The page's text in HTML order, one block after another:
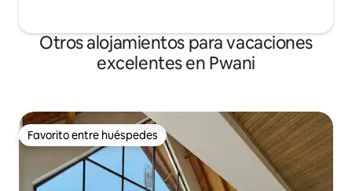
Otros alojamientos para vacaciones
excelentes en Pwani
Favorito entre huéspedes
Favorito entre huéspedes